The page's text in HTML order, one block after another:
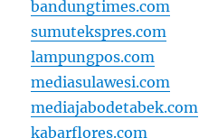
bandungtimes.com
sumutekspres.com
lampungpos.com
mediasulawesi.com
mediajabodetabek.com
kabarflores.com